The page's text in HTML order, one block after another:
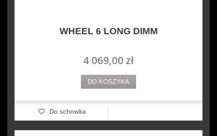
WHEEL 6 LONG DIMM
4 069,00 zł
DO KOSZYKA
Do schowka